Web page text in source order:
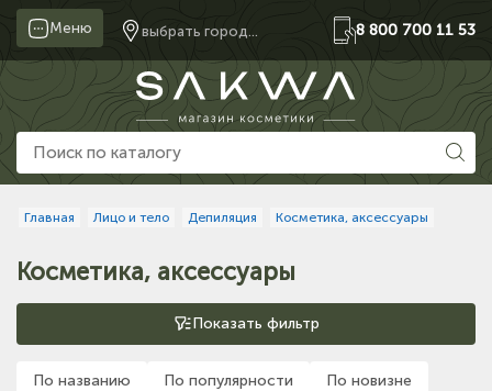
Меню выбрать город... 8 800 700 11 53
Главная Лицо и тело Депиляция Косметика, аксессуары
Косметика, аксессуары
Показать фильтр
По названию По популярности По новизне